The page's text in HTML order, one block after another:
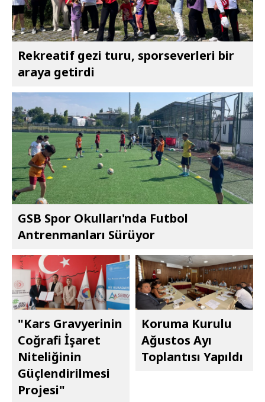
Rekreatif gezi turu, sporseverleri bir
araya getirdi
GSB Spor Okulları'nda Futbol
Antrenmanları Sürüyor
"Kars Gravyerinin
Coğrafi İşaret
Niteliğinin
Güçlendirilmesi
Projesi"
Koruma Kurulu
Ağustos Ayı
Toplantısı Yapıldı